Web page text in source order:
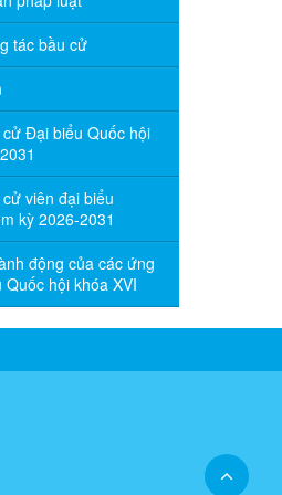
tác bầu cử
Đại biểu Quốc hội
viên đại biểu
kỳ 2026-2031
động của các ứng
hội khóa XVI